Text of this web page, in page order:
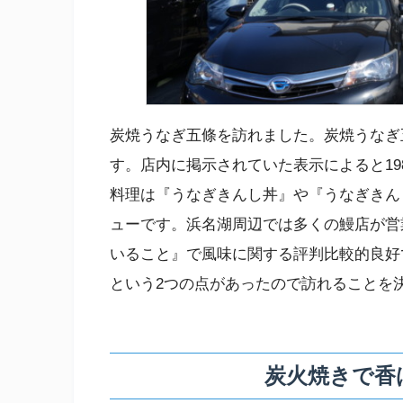
炭焼うなぎ五條を訪れました。炭焼うな
す。店内に掲示されていた表示によると
料理は『うなぎきんし丼』や『うなぎき
ューです。浜名湖周辺では多くの鰻店が
いること』で風味に関する評判比較的良
という2つの点があったので訪れることを
炭火焼きで